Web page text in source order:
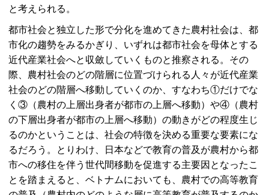
と考えられる。
都市社会と独立した形で分化を進めてきた農村社会は、都
市化の趨勢をみるかぎり、いずれは都市社会を母体とする
近代産業社会へと収斂していくものと推察される。その
際、農村社会のどの階層に位置づけられる人々が近代産業
社会のどの階層へ移動していくのか、すなわち①だけでな
く③（農村の上層出身者が都市の上層へ移動）や④（農村
の下層出身者が都市の上層へ移動）の動きがどの程度生じ
るのかということは、社会の特徴を決める重要な要素にな
るだろう。とりわけ、日本などで教育の普及が農村から都
市への移住を伴う世代間移動を促進する主要因となったこ
とを踏まえると、ベトナムにおいても、農村での高等教育